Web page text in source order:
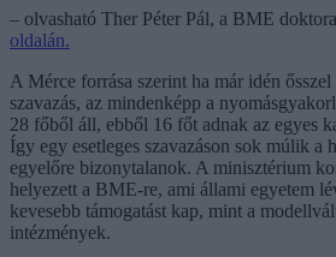
– olvasható Ther Péter Pál, a BME
oldalán.
A Mérce forrása szerint ha már idén
szavazás, az mindenképp a
28 főből áll, ebből 16 főt adnak az egyes
Így egy esetleges szavazáson sok múlik a
egyelőre bizonytalanok. A minisztérium
helyezett a BME-re, ami állami egyetem
kevesebb támogatást kap, mint a
intézmények.